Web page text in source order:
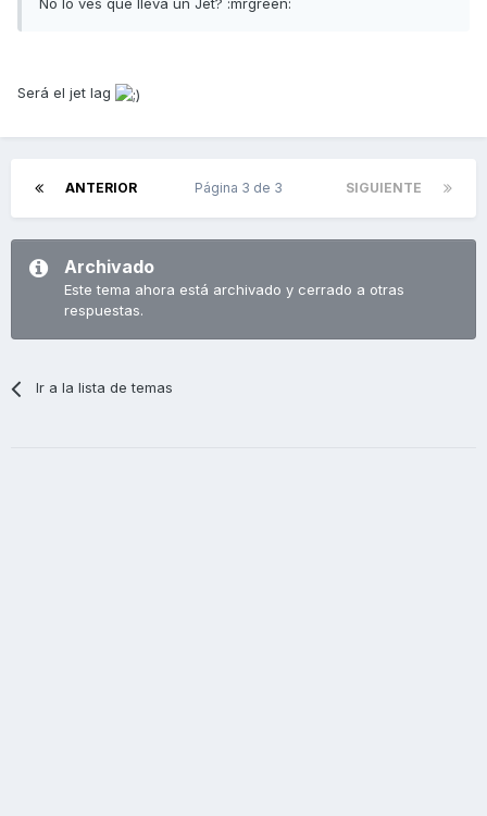
No lo ves que lleva un Jet? :mrgreen:
Será el jet lag
ANTERIOR SIGUIENTE
Página 3 de 3
Archivado
Este tema ahora está archivado y cerrado a otras
respuestas.
Ir a la lista de temas